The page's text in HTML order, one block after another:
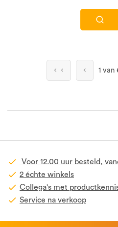
1 van
Voor 12.00 uur besteld,
2 échte winkels
Collega's met
Service na verkoop